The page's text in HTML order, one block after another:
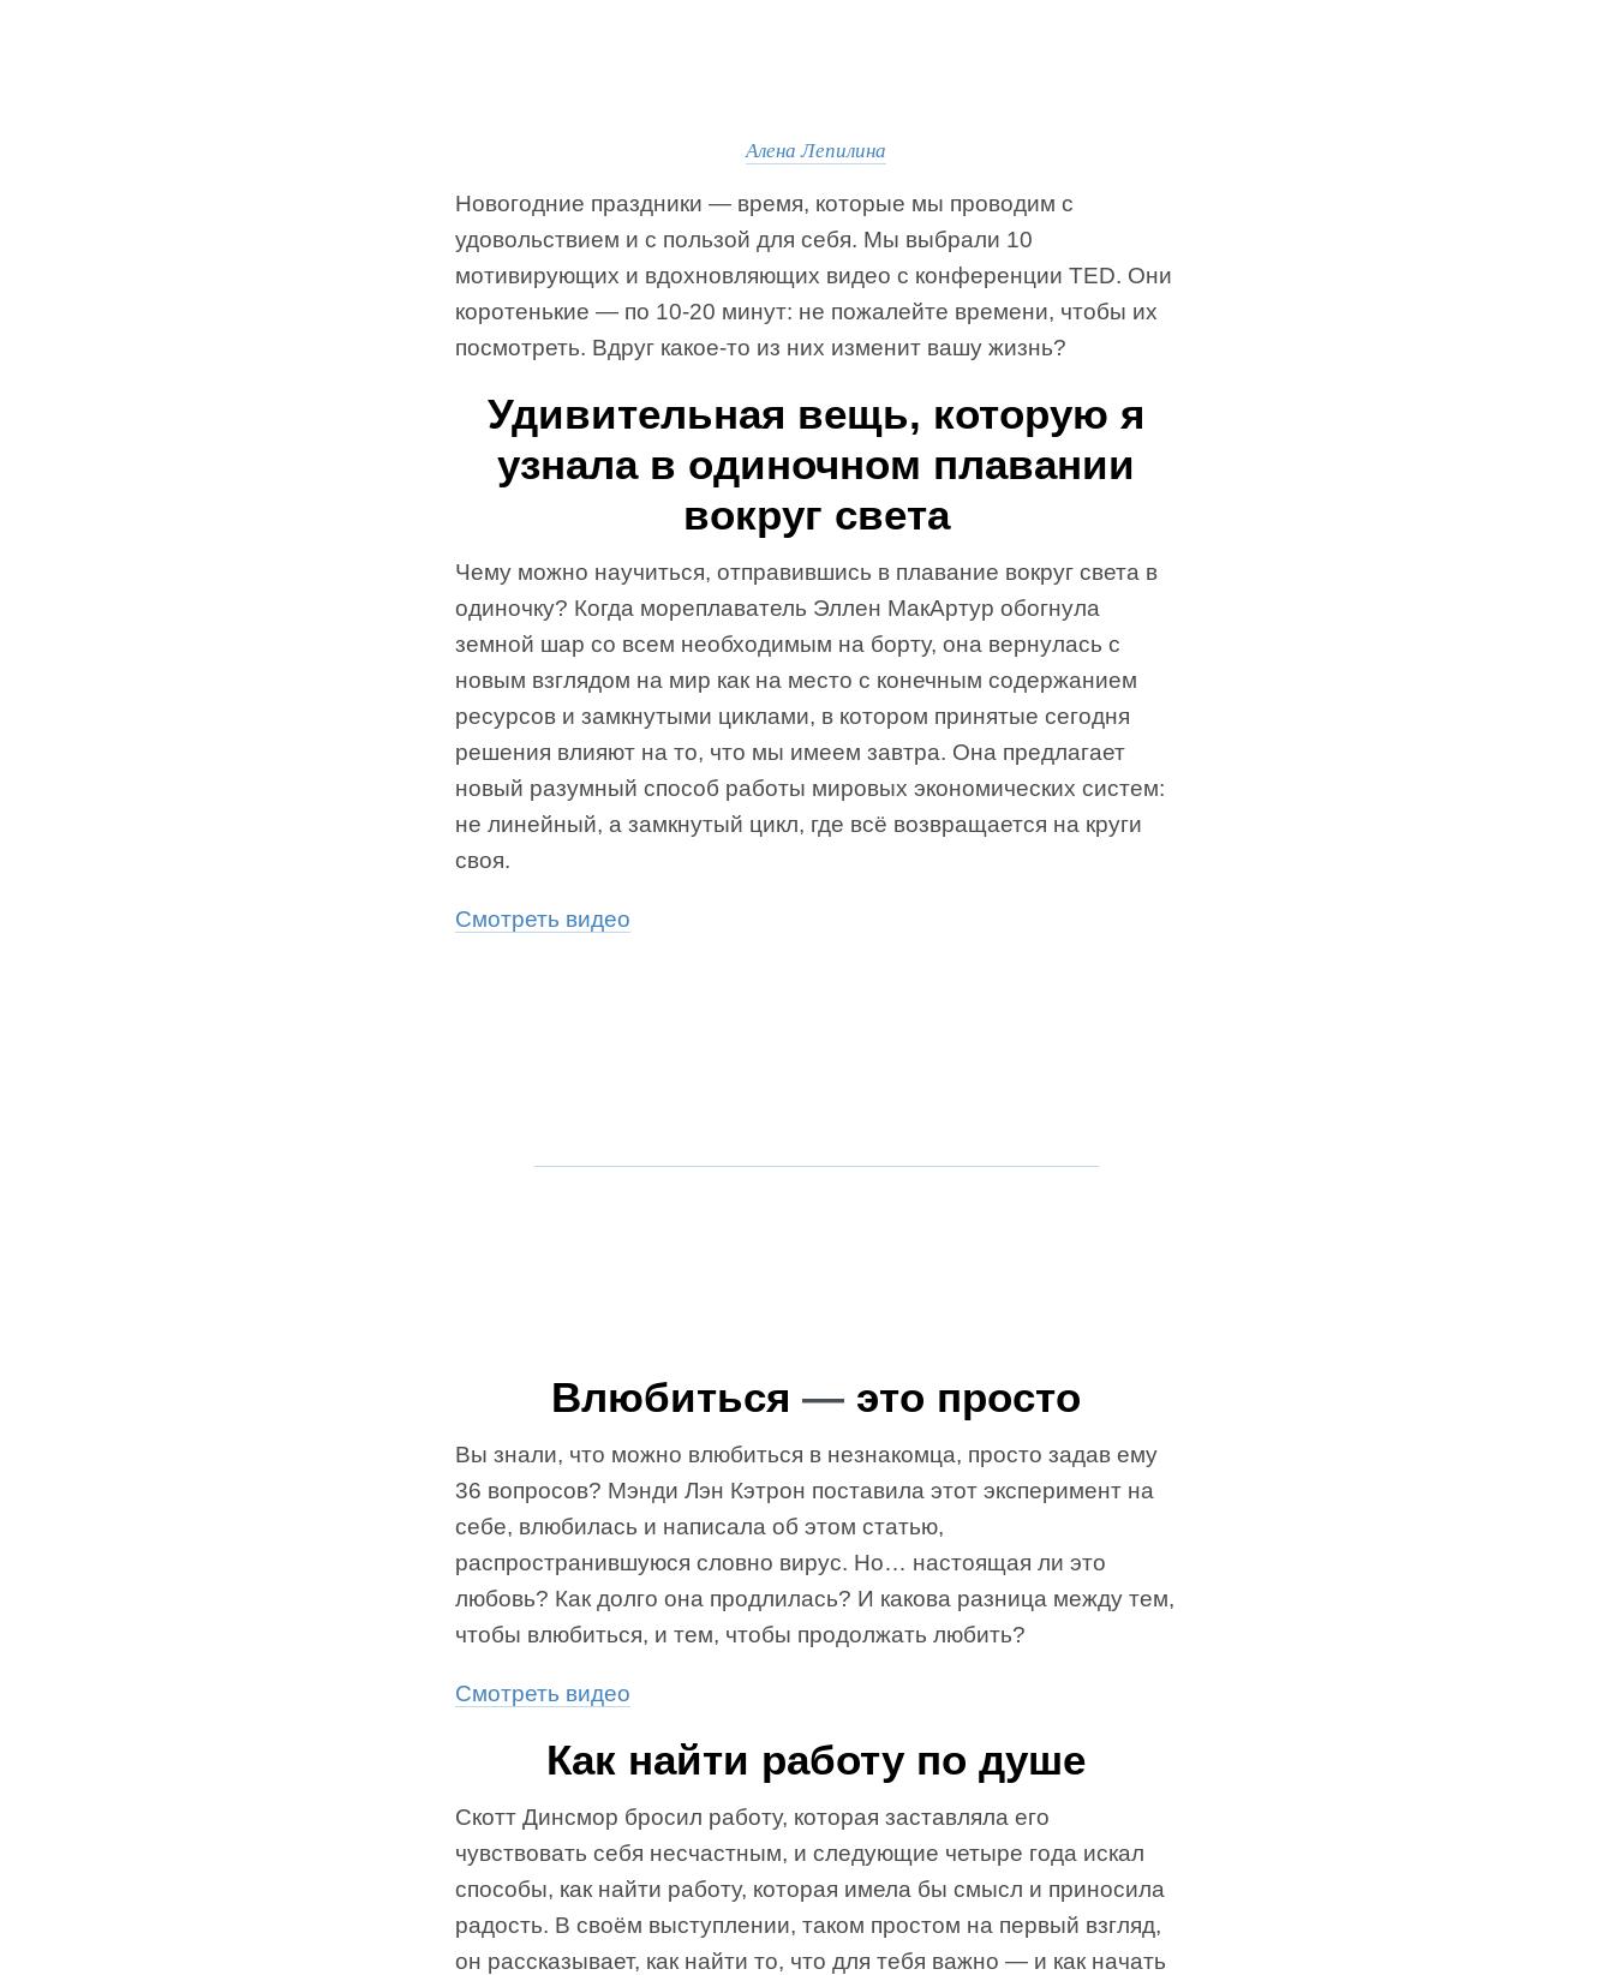
Алена Лепилина
Новогодние праздники — время, которые мы проводим с
удовольствием и с пользой для себя. Мы выбрали 10
мотивирующих и вдохновляющих видео с конференции TED. Они
коротенькие — по 10-20 минут: не пожалейте времени, чтобы их
посмотреть. Вдруг какое-то из них изменит вашу жизнь?
Удивительная вещь, которую я
узнала в одиночном плавании
вокруг света
Чему можно научиться, отправившись в плавание вокруг света в
одиночку? Когда мореплаватель Эллен МакАртур обогнула
земной шар со всем необходимым на борту, она вернулась с
новым взглядом на мир как на место с конечным содержанием
ресурсов и замкнутыми циклами, в котором принятые сегодня
решения влияют на то, что мы имеем завтра. Она предлагает
новый разумный способ работы мировых экономических систем:
не линейный, а замкнутый цикл, где всё возвращается на круги
своя.
Смотреть видео
Влюбиться — это просто
Вы знали, что можно влюбиться в незнакомца, просто задав ему
36 вопросов? Мэнди Лэн Кэтрон поставила этот эксперимент на
себе, влюбилась и написала об этом статью,
распространившуюся словно вирус. Но… настоящая ли это
любовь? Как долго она продлилась? И какова разница между тем,
чтобы влюбиться, и тем, чтобы продолжать любить?
Cмотреть видео
Как найти работу по душе
Скотт Динсмор бросил работу, которая заставляла его
чувствовать себя несчастным, и следующие четыре года искал
способы, как найти работу, которая имела бы смысл и приносила
радость. В своём выступлении, таком простом на первый взгляд,
он рассказывает, как найти то, что для тебя важно — и как начать